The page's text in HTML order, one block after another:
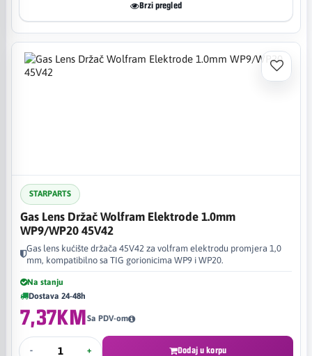
Brzi pregled
STARPARTS
Gas Lens Držač Wolfram Elektrode 1.0mm
WP9/WP20 45V42
Gas lens kućište držača 45V42 za volfram elektrodu promjera 1,0
mm, kompatibilno sa TIG gorionicima WP9 i WP20.
Na stanju
Dostava 24-48h
7,37KMSa PDV-om
- + Dodaj u korpu